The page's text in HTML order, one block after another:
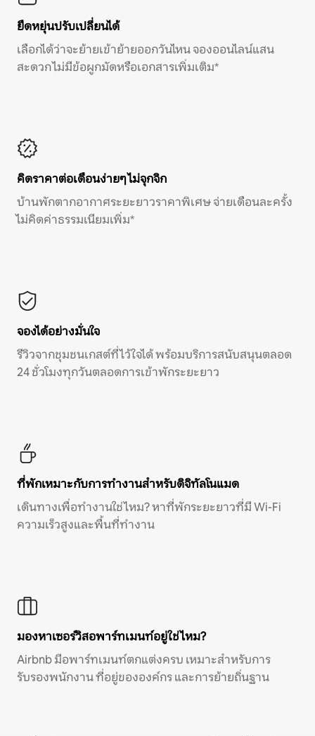
ยืดหยุ่นปรับเปลี่ยนได้
เลือกได้ว่าจะย้ายเข้าย้ายออกวันไหน จองออนไลน์แสน
สะดวก ไม่มีข้อผูกมัดหรือเอกสารเพิ่มเติม*
คิดราคาต่อเดือนง่ายๆ ไม่จุกจิก
บ้านพักตากอากาศระยะยาวราคาพิเศษ จ่ายเดือนละครั้ง
ไม่คิดค่าธรรมเนียมเพิ่ม*
จองได้อย่างมั่นใจ
รีวิวจากชุมชนเกสต์ที่ไว้ใจได้ พร้อมบริการสนับสนุนตลอด
24 ชั่วโมงทุกวันตลอดการเข้าพักระยะยาว
ที่พักเหมาะกับการทำงานสำหรับดิจิทัลโนแมด
เดินทางเพื่อทำงานใช่ไหม? หาที่พักระยะยาวที่มี Wi-Fi
ความเร็วสูงและพื้นที่ทำงาน
มองหาเซอร์วิสอพาร์ทเมนท์อยู่ใช่ไหม?
Airbnb มีอพาร์ทเมนท์ตกแต่งครบ เหมาะสำหรับการ
รับรองพนักงาน ที่อยู่ขององค์กร และการย้ายถิ่นฐาน